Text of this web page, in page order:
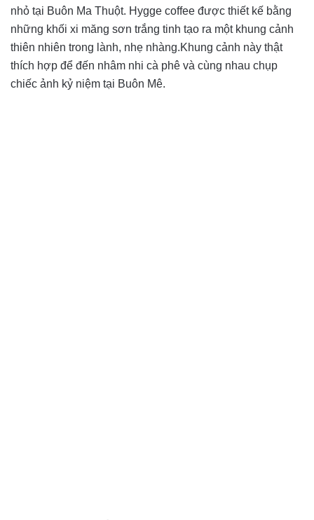
nhỏ tại Buôn Ma Thuột. Hygge coffee được thiết kế bằng
những khối xi măng sơn trắng tinh tạo ra một khung cảnh
thiên nhiên trong lành, nhẹ nhàng.Khung cảnh này thật
thích hợp để đến nhâm nhi cà phê và cùng nhau chụp
chiếc ảnh kỷ niệm tại Buôn Mê.